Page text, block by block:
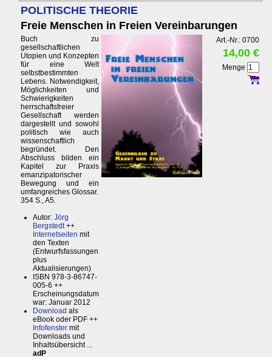
POLITISCHE THEORIE
Freie Menschen in Freien Vereinbarungen
Buch zu
gesellschaftlichen
Utopien und Konzepten
für eine Welt
selbstbestimmten
Lebens. Notwendigkeit,
Möglichkeiten und
Schwierigkeiten
herrschaftsfreier
Gesellschaft werden
dargestellt und sowohl
politisch wie auch
wissenschaftlich
begründet. Den
Abschluss bilden ein
Kapitel zur Praxis
emanzipatorischer
Bewegung und ein
umfangreiches Glossar.
354 S., A5.
Autor: Jörg
Bergstedt++
Internetseiten mit
den Texten
(Entwurfsfassungen
plus
Aktualisierungen)
ISBN 978-3-86747-
005-6 ++
Erscheinungsdatum
war: Januar 2012
Download als
eBook oder PDF ++
Infofenster mit
Downloads und
Inhaltsübersicht ...
adP
Art.-Nr.: 0700
14,00 €
Menge